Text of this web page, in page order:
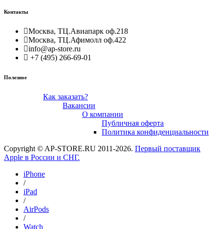
Контакты
Москва, ТЦ.Авиапарк оф.218
Москва, ТЦ.Афимолл оф.422
info@ap-store.ru
+7 (495) 266-69-01
Полезное
Как заказать?
Вакансии
О компании
Публичная оферта
Политика конфиденциальности
Copyright © AP-STORE.RU 2011-2026. Первый поставщик
Apple в России и СНГ.
iPhone
/
iPad
/
AirPods
/
Watch